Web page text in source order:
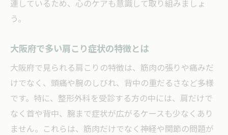
連しているため、心のケアも意識して取り組みましょ
う。
大阪府で多い肩こり症状の特徴とは
大阪府で見られる肩こりの特徴は、筋肉の張りや痛みだ
けでなく、頭痛や腕のしびれ、背中の重だるさなど多様
です。特に、整形外科を受診する方の中には、肩だけで
なく首や背中、腕まで症状が広がるケースも少なくあり
ません。これらは、筋肉だけでなく神経や関節の問題が